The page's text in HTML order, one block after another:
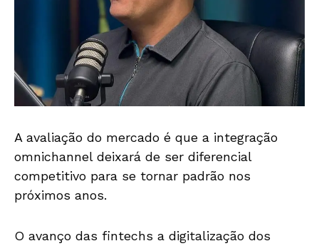
A avaliação do mercado é que a integração
omnichannel deixará de ser diferencial
competitivo para se tornar padrão nos
próximos anos.
O avanço das fintechs a digitalização dos